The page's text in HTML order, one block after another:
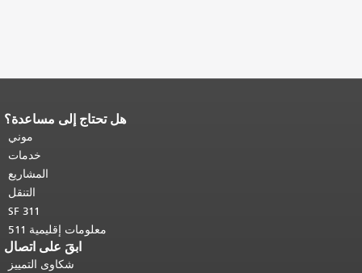
هل تحتاج إلى مساعدة؟
موني
خدمات
المشاريع
التنقل
SF 311
معلومات إقليمية 511
ابقَ على اتصال
شكاوى التمييز